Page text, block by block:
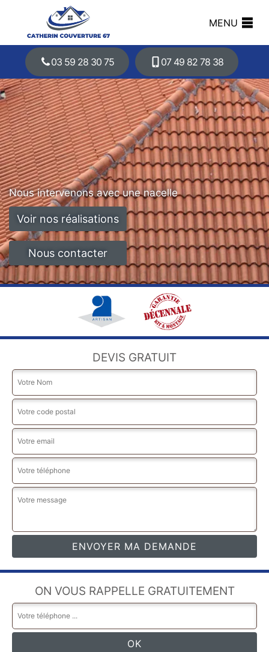
MENU
03 59 28 30 75 07 49 82 78 38
Nous intervenons avec une nacelle
Voir nos réalisations
Nous contacter
DEVIS GRATUIT
ON VOUS RAPPELLE GRATUITEMENT